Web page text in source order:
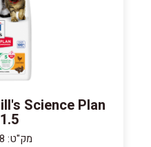
1.5 ק"ג
מק"ט: 41604048